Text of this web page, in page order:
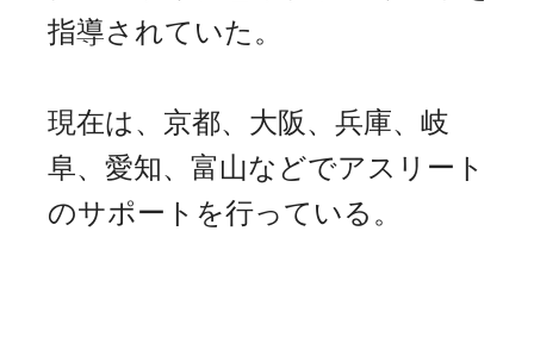
指導されていた。
現在は、京都、大阪、兵庫、岐
阜、愛知、富山などでアスリート
のサポートを行っている。